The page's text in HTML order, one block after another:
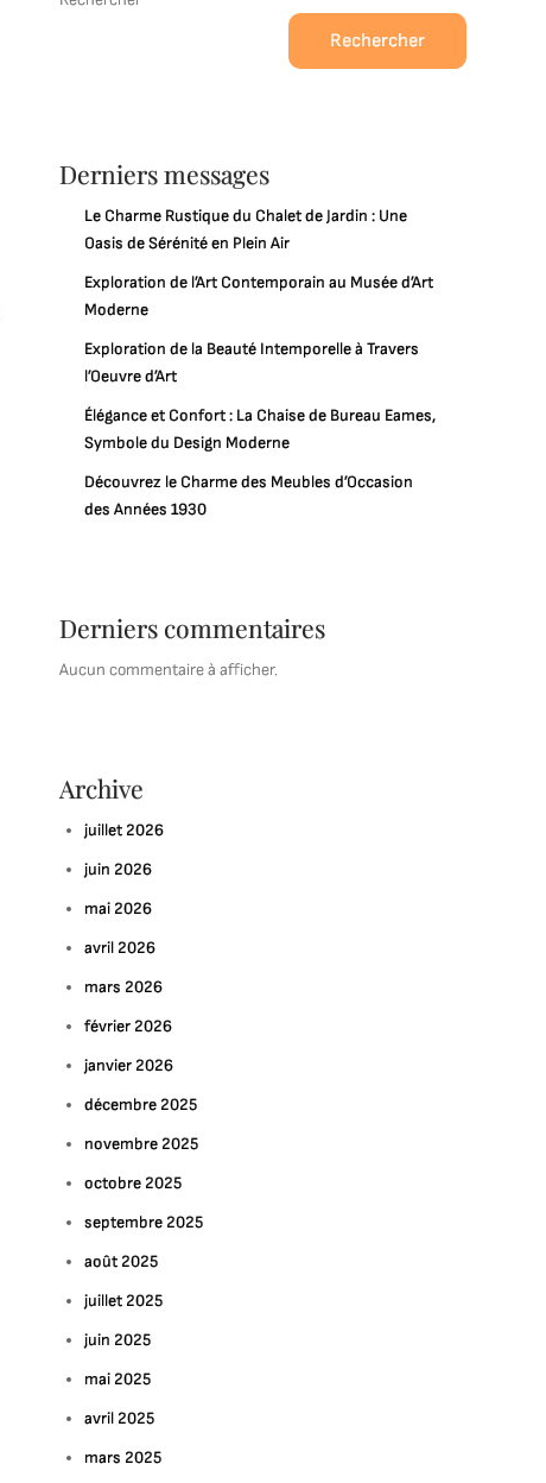
Rechercher
Derniers messages
Le Charme Rustique du Chalet de Jardin : Une
Oasis de Sérénité en Plein Air
Exploration de l’Art Contemporain au Musée d’Art
Moderne
Exploration de la Beauté Intemporelle à Travers
l’Oeuvre d’Art
Élégance et Confort : La Chaise de Bureau Eames,
Symbole du Design Moderne
Découvrez le Charme des Meubles d’Occasion
des Années 1930
Derniers commentaires
Aucun commentaire à afficher.
Archive
juillet 2026
juin 2026
mai 2026
avril 2026
mars 2026
février 2026
janvier 2026
décembre 2025
novembre 2025
octobre 2025
septembre 2025
août 2025
juillet 2025
juin 2025
mai 2025
avril 2025
mars 2025